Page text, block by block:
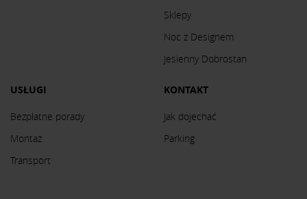
Sklepy
Noc z Designem
Jesienny Dobrostan
USŁUGI
Bezpłatne porady
Montaż
Transport
KONTAKT
Jak dojechać
Parking